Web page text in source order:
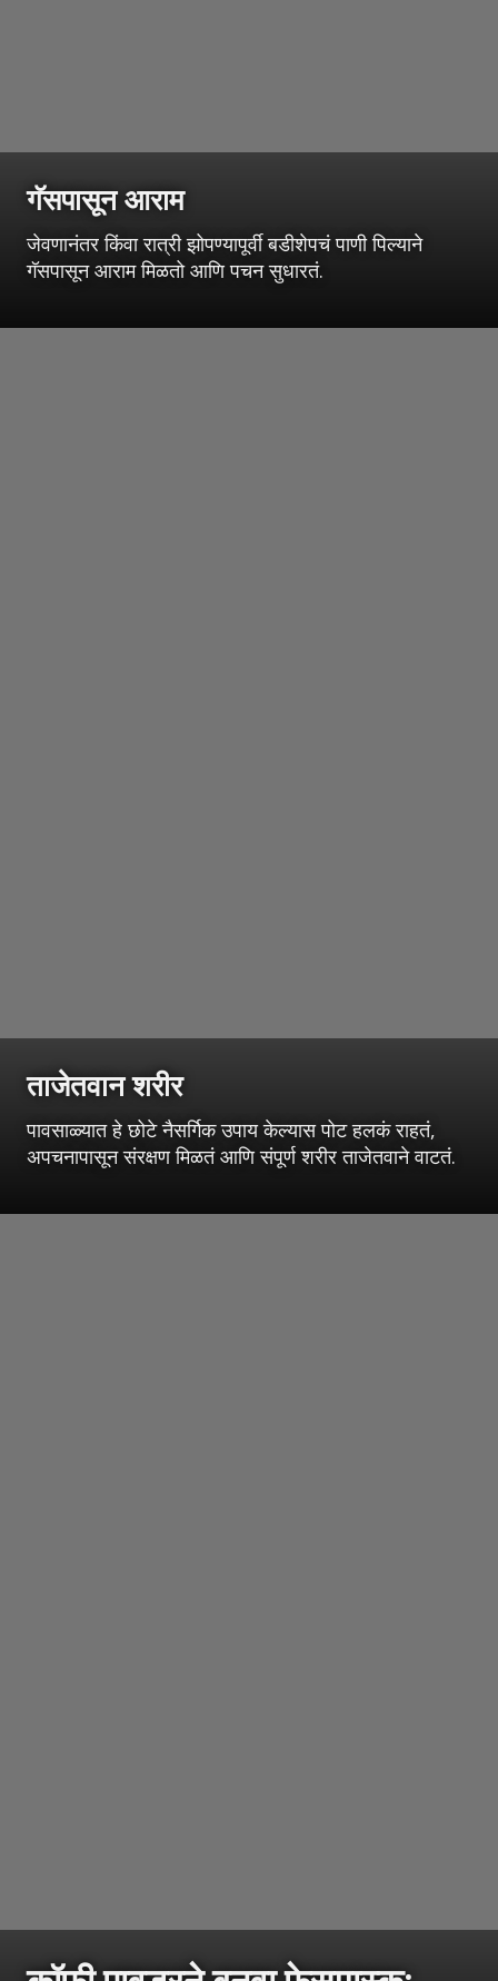
गॅसपासून आराम
जेवणानंतर किंवा रात्री झोपण्यापूर्वी बडीशेपचं पाणी पिल्याने
गॅसपासून आराम मिळतो आणि पचन सुधारतं.
ताजेतवान शरीर
पावसाळ्यात हे छोटे नैसर्गिक उपाय केल्यास पोट हलकं राहतं,
अपचनापासून संरक्षण मिळतं आणि संपूर्ण शरीर ताजेतवाने वाटतं.